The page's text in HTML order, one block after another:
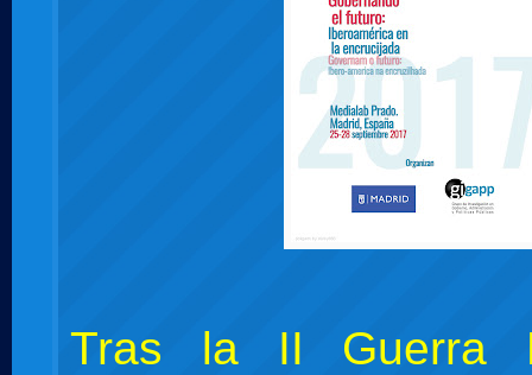
Tras la II Guerra